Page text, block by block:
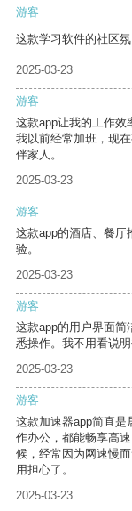
游客
这款学习软件的社区
2025-03-23
游客
这款app让我的工作效
我以前经常加班，现
伴家人。
2025-03-23
游客
这款app的酒店、餐厅
验。
2025-03-23
游客
这款app的用户界面简
悉操作。我不用看说
2025-03-23
游客
这款加速器app简直是
作办公，都能畅享高
候，经常因为网速慢
用担心了。
2025-03-23